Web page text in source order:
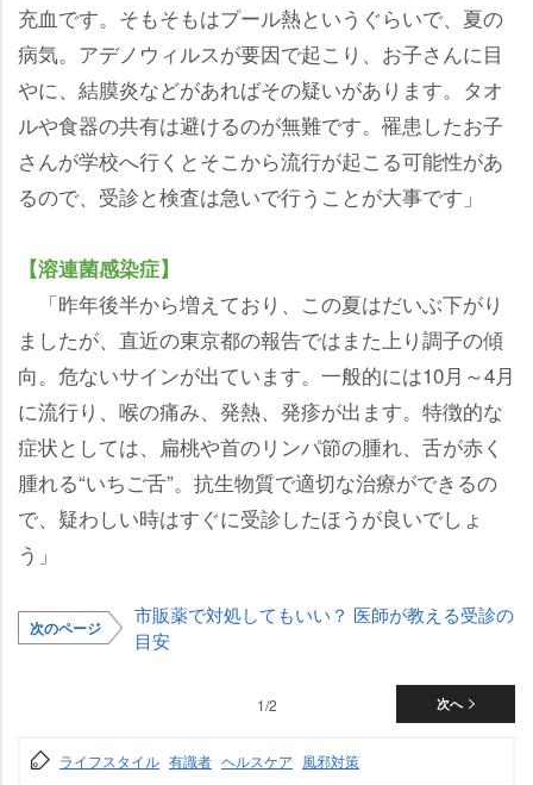
充血です。そもそもはプール熱というぐらいで、夏の
病気。アデノウィルスが要因で起こり、お子さんに目
に、結膜炎などがあればその疑いがあります。タオ
ルや食器の共有は避けるのが無難です。罹患したお子
さんが学校へ行くとそこから流行が起こる可能性があ
るので、受診と検査は急いで行うことが大事です」
【溶連菌感染症】
「昨年後半から増えており、この夏はだいぶ下がり
ましたが、直近の東京都の報告ではまた上り調子の傾
向。危ないサインが出ています。一般的には10月～4月
に流行り、喉の痛み、発熱、発疹が出ます。特徴的な
症状としては、扁桃や首のリンパ節の腫れ、舌が赤く
腫れる“いちご舌”。抗生物質で適切な治療ができるの
で、疑わしい時はすぐに受診したほうが良いでしょ
う」
次のページ
市販薬で対処してもいい？ 医師が教える受診の
目安
次へ
1/2
ライフスタイル 有識者 ヘルスケア 風邪対策